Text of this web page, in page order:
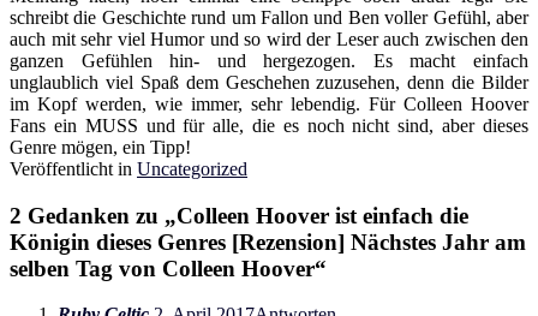
schreibt die Geschichte rund um Fallon und Ben voller Gefühl, aber
auch mit sehr viel Humor und so wird der Leser auch zwischen den
ganzen Gefühlen hin- und hergezogen. Es macht einfach
unglaublich viel Spaß dem Geschehen zuzusehen, denn die Bilder
im Kopf werden, wie immer, sehr lebendig. Für Colleen Hoover
Fans ein MUSS und für alle, die es noch nicht sind, aber dieses
Genre mögen, ein Tipp!
Veröffentlicht in Uncategorized
2 Gedanken zu „Colleen Hoover ist einfach die
Königin dieses Genres [Rezension] Nächstes Jahr am
selben Tag von Colleen Hoover“